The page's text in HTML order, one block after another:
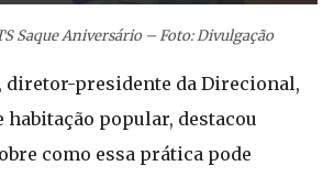
Saque Aniversário – Foto: Divulgação
diretor-presidente da Direcional,
popular, destacou
como essa prática pode